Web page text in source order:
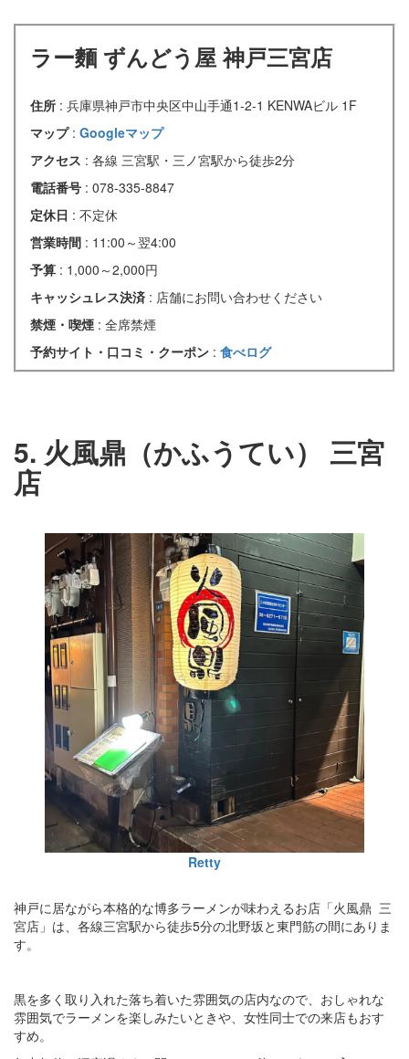
ラー麵 ずんどう屋 神戸三宮店
住所 : 兵庫県神戸市中央区中山手通1-2-1 KENWAビル 1F
マップ : Googleマップ
アクセス : 各線 三宮駅・三ノ宮駅から徒歩2分
電話番号 : 078-335-8847
定休日 : 不定休
営業時間 : 11:00～翌4:00
予算 : 1,000～2,000円
キャッシュレス決済 : 店舗にお問い合わせください
禁煙・喫煙 : 全席禁煙
予約サイト・口コミ・クーポン : 食べログ
5. 火風鼎（かふうてい） 三宮
店
Retty
神戸に居ながら本格的な博多ラーメンが味わえるお店「火風鼎 三
宮店」は、各線三宮駅から徒歩5分の北野坂と東門筋の間にありま
す。
黒を多く取り入れた落ち着いた雰囲気の店内なので、おしゃれな
雰囲気でラーメンを楽しみたいときや、女性同士での来店もおす
すめ。